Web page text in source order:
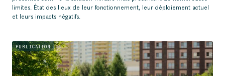
limites. État des lieux de leur fonctionnement, leur déploiement actuel
et leurs impacts négatifs.
PUBLICATION